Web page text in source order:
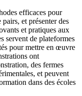
efficaces pour
et présenter des
et pratiques aux
servent de plateformes
pour mettre en œuvre
ont
des fermes
et peuvent
dans des écoles